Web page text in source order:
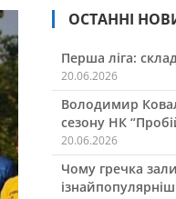
ОСТАННІ
Перша ліга:
20.06.2026
Володимир
сезону НК
20.06.2026
Чому гречка